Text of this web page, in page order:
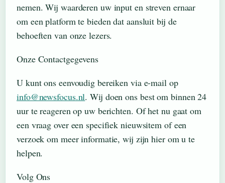
nemen. Wij waarderen uw input en streven ernaar
om een platform te bieden dat aansluit bij de
behoeften van onze lezers.
Onze Contactgegevens
U kunt ons eenvoudig bereiken via e-mail op
info@newsfocus.nl. Wij doen ons best om binnen 24
uur te reageren op uw berichten. Of het nu gaat om
een vraag over een specifiek nieuwsitem of een
verzoek om meer informatie, wij zijn hier om u te
helpen.
Volg Ons